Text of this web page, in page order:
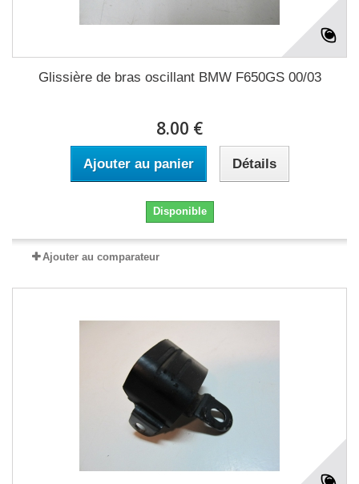
Glissière de bras oscillant BMW F650GS 00/03
8.00 €
Ajouter au panier Détails
Disponible
Ajouter au comparateur